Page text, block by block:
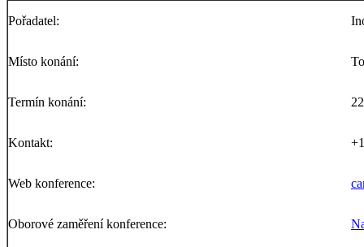
Pořadatel:
Místo konání:
Termín konání:
Kontakt:
Web konference:
Oborové zaměření konference: